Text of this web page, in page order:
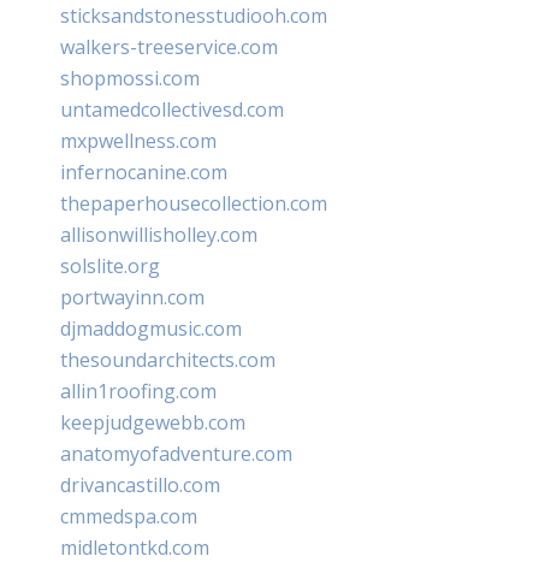
sticksandstonesstudiooh.com
walkers-treeservice.com
shopmossi.com
untamedcollectivesd.com
mxpwellness.com
infernocanine.com
thepaperhousecollection.com
allisonwillisholley.com
solslite.org
portwayinn.com
djmaddogmusic.com
thesoundarchitects.com
allin1roofing.com
keepjudgewebb.com
anatomyofadventure.com
drivancastillo.com
cmmedspa.com
midletontkd.com